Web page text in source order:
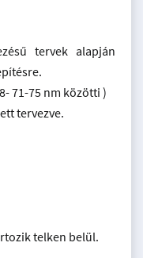
tervek alapján
71-75 nm közötti )
tervezve.
telken belül.